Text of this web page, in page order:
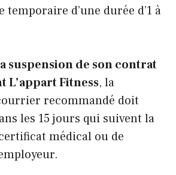
d’une durée d’1 à
suspension de son contrat
L’appart Fitness, la
recommandé doit
les 15 jours qui suivent la
médical ou de